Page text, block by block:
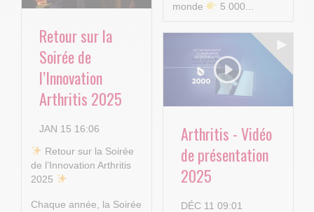
monde
5 000...
Retour sur la
Soirée de
l’Innovation
Arthritis 2025
JAN 15 16:06
​ Retour sur la Soirée
de l’Innovation Arthritis
2025
Chaque année, la Soirée
Arthritis - Vidéo
de présentation
2025
DÉC 11 09:01